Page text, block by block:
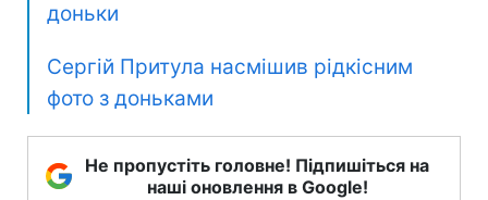
доньки
Сергій Притула насмішив рідкісним
фото з доньками
Не пропустіть головне! Підпишіться на
наші оновлення в Google!